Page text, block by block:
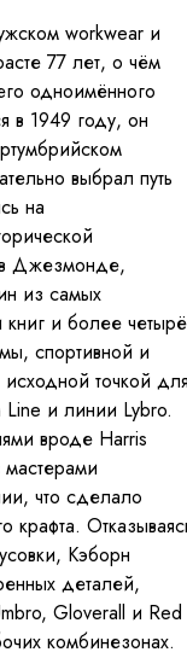
workwear и
77 лет, о чём
одноимённого
в 1949 году, он
выбрал путь
на
Джезмонде,
из самых
и более
спортивной и
точкой
и линии Lybro.
вроде Harris
что сделало
крафта.
Кэборн
деталей,
Gloverall и Red
комбинезонах.